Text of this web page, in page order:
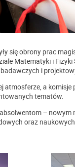
się obrony prac
Matematyki i
i
atmosferze, a
tematów.
–
oraz